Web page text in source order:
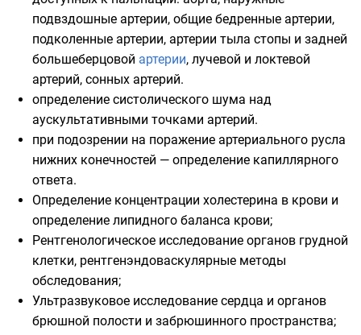
подвздошные артерии, общие бедренные артерии,
подколенные артерии, артерии тыла стопы и задней
большеберцовой артерии, лучевой и локтевой
артерий, сонных артерий.
определение систолического шума над
аускультативными точками артерий.
при подозрении на поражение артериального русла
нижних конечностей — определение капиллярного
ответа.
Определение концентрации холестерина в крови и
определение липидного баланса крови;
Рентгенологическое исследование органов грудной
клетки, рентгенэндоваскулярные методы
обследования;
Ультразвуковое исследование сердца и органов
брюшной полости и забрюшинного пространства;